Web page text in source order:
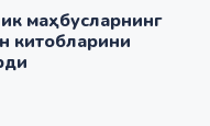
маҳбусларнинг
китобларини